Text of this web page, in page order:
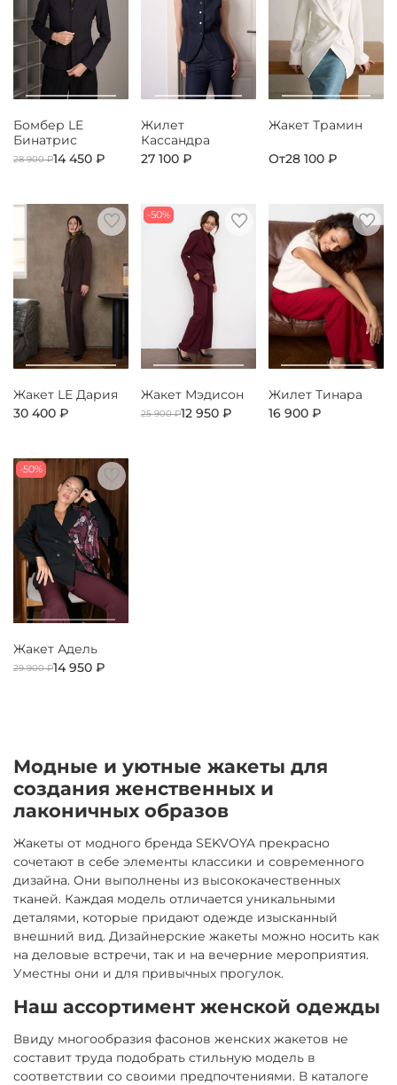
Бомбер LE
Бинатрис
28 900 ₽14 450 ₽
Жилет
Кассандра
27 100 ₽
Жакет Трамин
От28 100 ₽
Жакет LE Дария
30 400 ₽
-50%
Жакет Мэдисон
25 900 ₽12 950 ₽
Жилет Тинара
16 900 ₽
-50%
Жакет Адель
29 900 ₽14 950 ₽
Модные и уютные жакеты для
создания женственных и
лаконичных образов
Жакеты от модного бренда SEKVOYA прекрасно
сочетают в себе элементы классики и современного
дизайна. Они выполнены из высококачественных
тканей. Каждая модель отличается уникальными
деталями, которые придают одежде изысканный
внешний вид. Дизайнерские жакеты можно носить как
на деловые встречи, так и на вечерние мероприятия.
Уместны они и для привычных прогулок.
Наш ассортимент женской одежды
Ввиду многообразия фасонов женских жакетов не
составит труда подобрать стильную модель в
соответствии со своими предпочтениями. В каталоге